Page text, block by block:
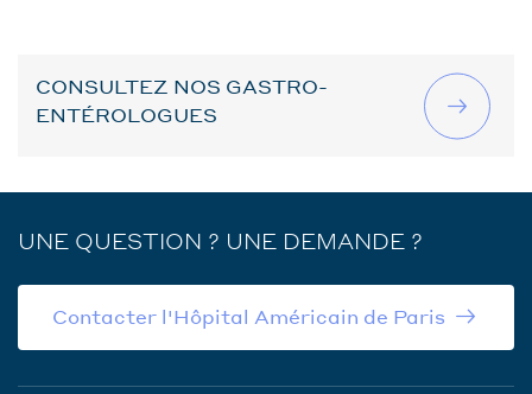
CONSULTEZ NOS GASTRO-
ENTÉROLOGUES
UNE QUESTION ? UNE DEMANDE ?
Contacter l'Hôpital Américain de Paris